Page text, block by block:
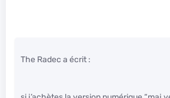
The Radec a écrit :